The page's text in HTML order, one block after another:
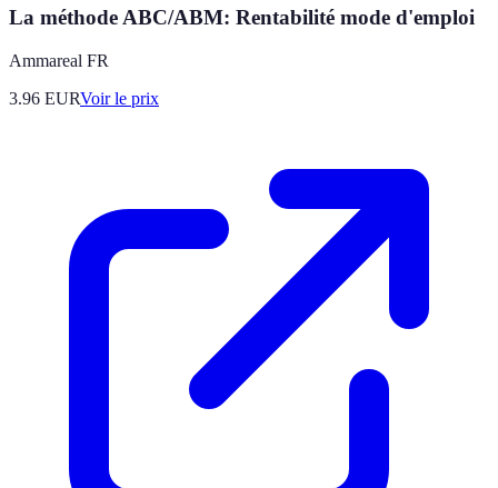
La méthode ABC/ABM: Rentabilité mode d'emploi
Ammareal FR
3.96 EURVoir le prix